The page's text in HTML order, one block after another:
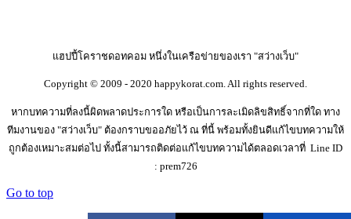
แฮปปี้โคราชดอทคอม หนึ่งในเครือข่ายของเรา "สว่างเว็บ"
Copyright © 2009 - 2020 happykorat.com. All rights reserved.
หากบทความที่ลงนี้ผิดพลาดประการใด หรือเป็นการละเมิดลิขสิทธิ์จากที่ใด ทาง
ทีมงานของ "สว่างเว็บ" ต้องกราบขออภัยไว้ ณ ที่นี้ พร้อมทั้งยินดีแก้ไขบทความให้
ถูกต้องเหมาะสมต่อไป ทั้งนี้สามารถติดต่อแก้ไขบทความได้ตลอดเวลาที่ Line ID
: prem726
Go to top